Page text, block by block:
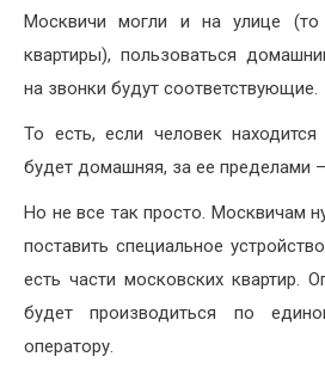
Москвичи могли и на улице
квартиры), пользоваться
на звонки будут соответствующие.
То есть, если человек
будет домашняя, за ее пределами
Но не все так просто. Москвичам
поставить специальное
есть части московских квартир.
будет производиться по
оператору.